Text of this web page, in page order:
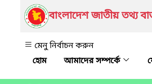
বাংলাদেশ জাতীয় তথ্য
মেনু নির্বাচন করুন
আমাদের সম্পর্কে